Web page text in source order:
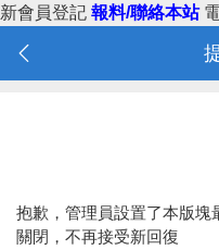
新會員登記 報料/聯絡本站
抱歉，管理員設置了本版塊
關閉，不再接受新回復